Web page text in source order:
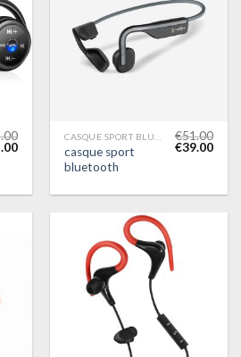
casque sport
bluetooth
€51.00
€39.00